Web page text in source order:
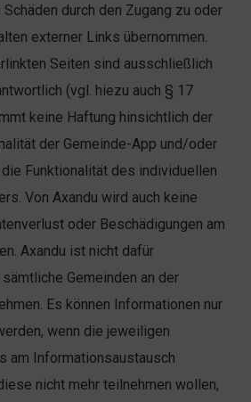
durch den Zugang zu oder
externer Links übernommen.
Seiten sind ausschließlich
(vgl. hiezu auch § 17
keine Haftung hinsichtlich der
der Gemeinde-App und/oder
Funktionalität des individuellen
Von Axandu wird auch keine
oder Beschädigungen am
Axandu ist nicht dafür
Gemeinden an der
Es können Informationen nur
wenn die jeweiligen
am Informationsaustausch
nicht mehr teilnehmen wollen,